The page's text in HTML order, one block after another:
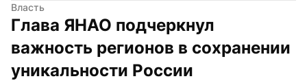
Власть
Глава ЯНАО подчеркнул
важность регионов в сохранении
уникальности России